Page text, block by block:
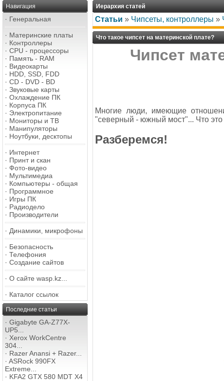
Навигация
· Генеральная
· Материнские платы
· Контроллеры
· CPU - процессоры
· Память - RAM
· Видеокарты
· HDD, SSD, FDD
· CD - DVD - BD
· Звуковые карты
· Охлаждение ПК
· Корпуса ПК
· Электропитание
· Мониторы и ТВ
· Манипуляторы
· Ноутбуки, десктопы
· Интернет
· Принт и скан
· Фото-видео
· Мультимедиа
· Компьютеры - общая
· Программное
· Игры ПК
· Радиодело
· Производители
· Динамики, микрофоны
· Безопасность
· Телефония
· Создание сайтов
· О сайте wasp.kz...
· Каталог ссылок
Последние статьи
· Gigabyte GA-Z77X-
UP5...
· Xerox WorkCentre
304...
· Razer Anansi + Razer...
· ASRock 990FX
Extreme...
· KFA2 GTX 580 MDT X4
Иерархия статей
Статьи » Чипсеты, контроллеры »
Что такое чипсет на материнской плате?
Чипсет
Многие люди, имеющие
"северный - южный мост"... Что это
Разберемся!